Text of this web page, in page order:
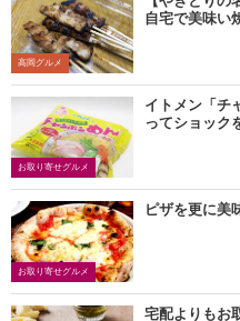
高岡グルメ
自宅で美味い
お取り寄せグルメ
イトメン「チ
ってショック
お取り寄せグルメ
ピザを更に美
宅配よりもお